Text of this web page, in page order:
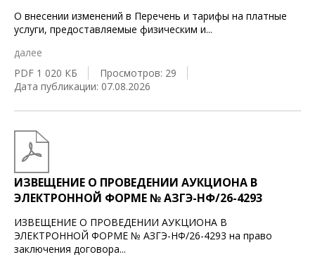
О внесении изменений в Перечень и тарифы на платные
услуги, предоставляемые физическим и...
далее
PDF 1 020 КБ
Просмотров: 29
Дата публикации: 07.08.2026
ИЗВЕЩЕНИЕ О ПРОВЕДЕНИИ АУКЦИОНА В
ЭЛЕКТРОННОЙ ФОРМЕ № АЗГЭ-НФ/26-4293
ИЗВЕЩЕНИЕ О ПРОВЕДЕНИИ АУКЦИОНА В
ЭЛЕКТРОННОЙ ФОРМЕ № АЗГЭ-НФ/26-4293 на право
заключения договора...